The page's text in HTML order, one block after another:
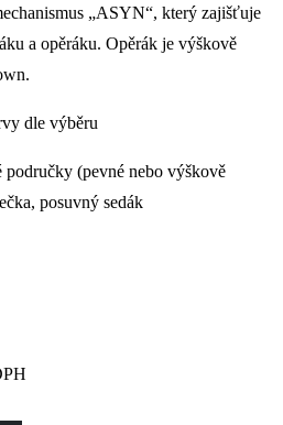
„ASYN“, který zajišťuje
a opěráku. Opěrák je výškově
dle výběru
područky (pevné nebo výškově
posuvný sedák